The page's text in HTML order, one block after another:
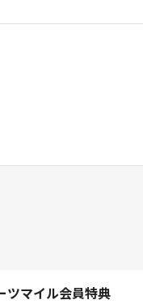
ツマイル会員特典